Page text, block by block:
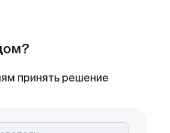
принять решение